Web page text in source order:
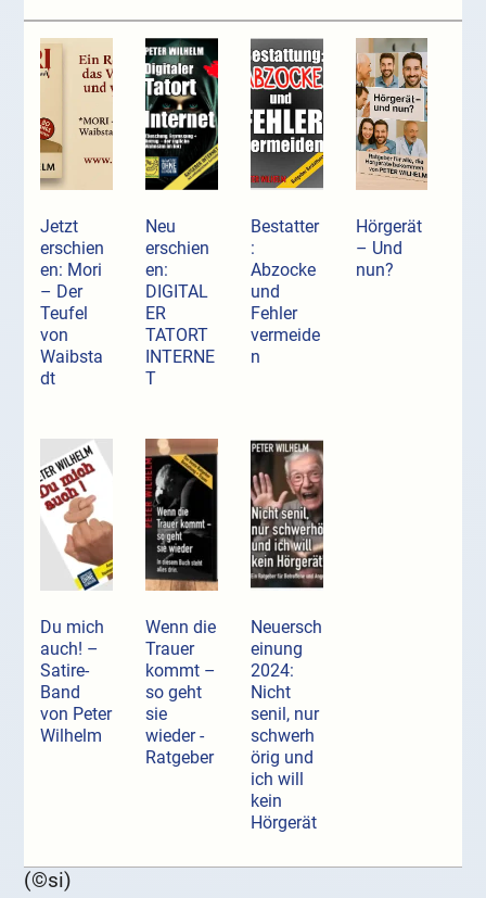
Jetzt
erschien
en: Mori
– Der
Teufel
von
Waibsta
dt
Neu
erschien
en:
DIGITAL
ER
TATORT
INTERNE
T
Bestatter
:
Abzocke
und
Fehler
vermeide
n
Hörgerät
– Und
nun?
Du mich
auch! –
Satire-
Band
von Peter
Wilhelm
Wenn die
Trauer
kommt –
so geht
sie
wieder -
Ratgeber
Neuersch
einung
2024:
Nicht
senil, nur
schwerh
örig und
ich will
kein
Hörgerät
(©si)